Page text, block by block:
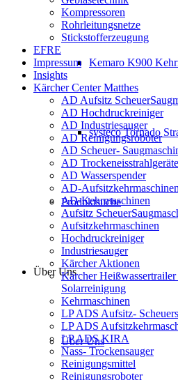
Kemaro K900
systeco Tornado
Produktsuche
Über Uns
Über Uns
Kompressoren
Rohrleitungsnetze
Stickstofferzeugung
EFRE
Impressum
Insights
Kärcher Center Matthes
AD Aufsitz
AD Hochdruckreiniger
AD Industriesauger
AD Reinigungsroboter
AD Scheuer-
AD Trockeneisstrahlgeräte
AD Wasserspender
AD-Aufsitzkehrmaschinen
AD-Kehrmaschinen
Aufsitz
Aufsitzkehrmaschinen
Hochdruckreiniger
Industriesauger
Kärcher Aktionen
Kärcher
Solarreinigung
Kehrmaschinen
LP ADS Aufsitz-
LP ADS
LP ADS KIRA
Nass- Trockensauger
Reinigungsmittel
Reinigungsroboter